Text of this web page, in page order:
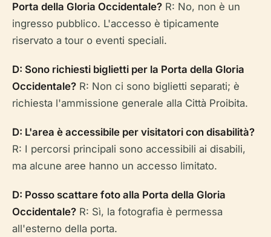
Porta della Gloria Occidentale? R: No, non è un
ingresso pubblico. L'accesso è tipicamente
riservato a tour o eventi speciali.
D: Sono richiesti biglietti per la Porta della Gloria
Occidentale? R: Non ci sono biglietti separati; è
richiesta l'ammissione generale alla Città Proibita.
D: L'area è accessibile per visitatori con disabilità?
R: I percorsi principali sono accessibili ai disabili,
ma alcune aree hanno un accesso limitato.
D: Posso scattare foto alla Porta della Gloria
Occidentale? R: Sì, la fotografia è permessa
all'esterno della porta.